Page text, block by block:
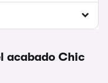
acabado Chic